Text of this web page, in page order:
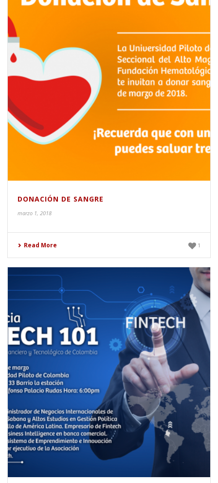
DONACIÓN DE SANGRE
marzo 1, 2018
Read More 1